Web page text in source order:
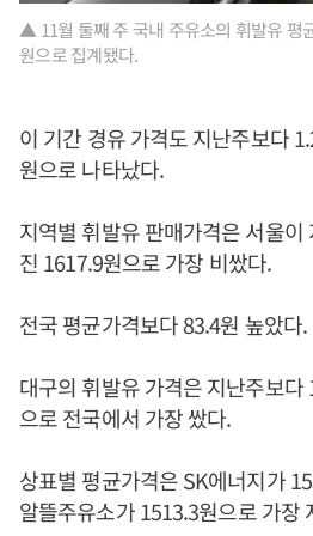
▲ 11월 둘째 주 국내 주유소의 휘발유 평
원으로 집계됐다.
이 기간 경유 가격도 지난주보다
원으로 나타났다.
지역별 휘발유 판매가격은 서울이
진 1617.9원으로 가장 비쌌다.
전국 평균가격보다 83.4원 높았다.
대구의 휘발유 가격은 지난주보다
으로 전국에서 가장 쌌다.
상표별 평균가격은 SK에너지가
알뜰주유소가 1513.3원으로 가장